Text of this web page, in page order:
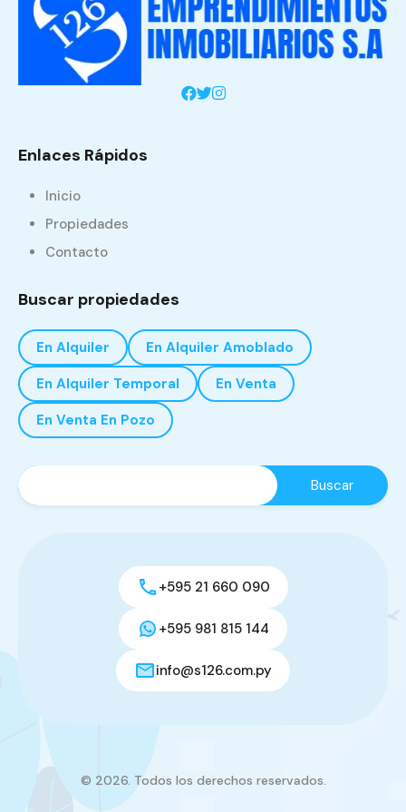
Enlaces Rápidos
Inicio
Propiedades
Contacto
Buscar propiedades
En Alquiler
En Alquiler Amoblado
En Alquiler Temporal
En Venta
En Venta En Pozo
+595 21 660 090
+595 981 815 144
info@s126.com.py
© 2026. Todos los derechos reservados.